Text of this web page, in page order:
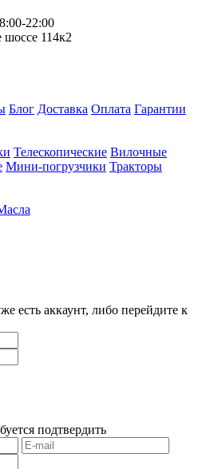
8:00-22:00
114к2
Блог Доставка Оплата Гарантии
Телескопические Вилочные
Мини-погрузчики Тракторы
есть аккаунт, либо перейдите к
подтвердить